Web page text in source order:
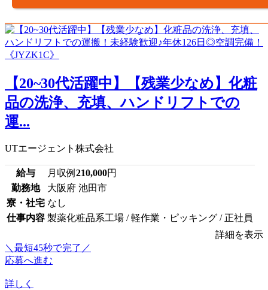
【20~30代活躍中】【残業少なめ】化粧
品の洗浄、充填、ハンドリフトでの
運...
UTエージェント株式会社
給与 月収例 210,000円
勤務地
大阪府 池田市
寮・社宅 なし
仕事内容 製薬化粧品系工場 / 軽作業・ピッキング / 正社員
詳細を表示
＼最短45秒で完了／
応募へ進む
詳しく